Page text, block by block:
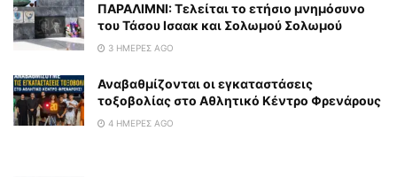
ΠΑΡΑΛΙΜΝΙ: Τελείται το ετήσιο μνημόσυνο
του Τάσου Ισαακ και Σολωμού Σολωμού
3 ΗΜΈΡΕΣ AGO
Αναβαθμίζονται οι εγκαταστάσεις
τοξοβολίας στο Αθλητικό Κέντρο Φρενάρους
4 ΗΜΈΡΕΣ AGO